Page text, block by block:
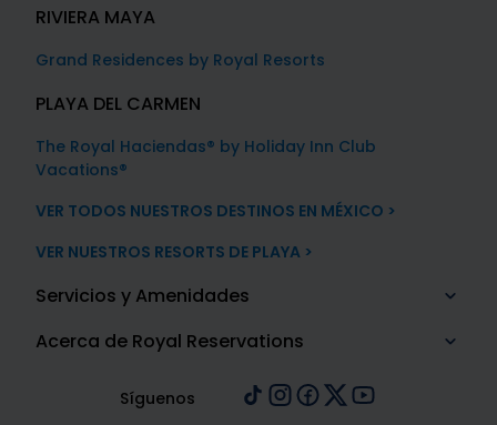
RIVIERA MAYA
Grand Residences by Royal Resorts
PLAYA DEL CARMEN
The Royal Haciendas® by Holiday Inn Club
Vacations®
VER TODOS NUESTROS DESTINOS EN MÉXICO >
VER NUESTROS RESORTS DE PLAYA >
Servicios y Amenidades
Acerca de Royal Reservations
Síguenos